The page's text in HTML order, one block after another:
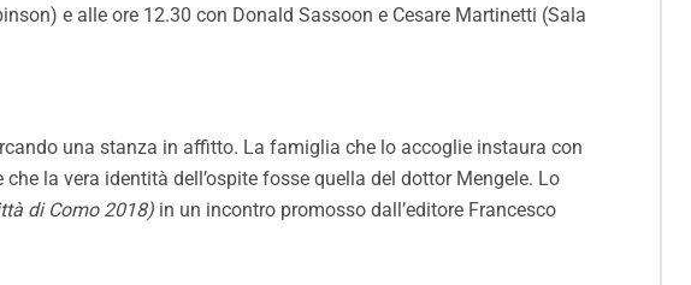
e alle ore 12.30 con Donald Sassoon e Cesare Martinetti (Sala
una stanza in affitto. La famiglia che lo accoglie instaura con
la vera identità dell’ospite fosse quella del dottor Mengele. Lo
di Como 2018) in un incontro promosso dall’editore Francesco